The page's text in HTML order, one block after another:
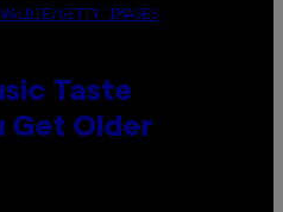
GETTY IMAGES
Taste
Get Older